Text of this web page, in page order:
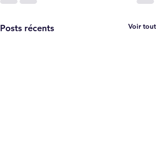
Posts récents Voir tout